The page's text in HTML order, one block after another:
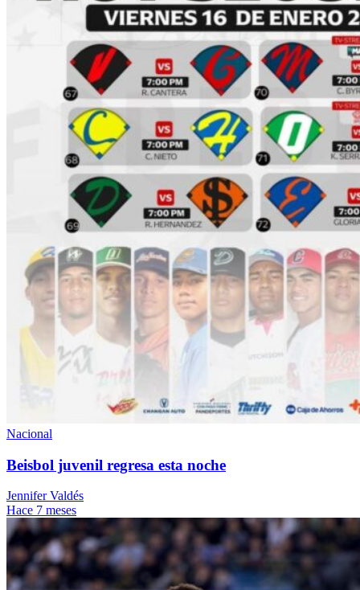
Nacional
Beisbol juvenil regresa esta noche
Jennifer Valdés
Hace 7 meses